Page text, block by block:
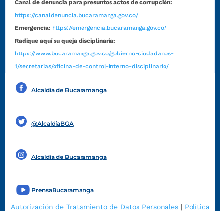
Canal de denuncia para presuntos actos de corrupción:
https://canaldenuncia.bucaramanga.gov.co/
Emergencia: https://emergencia.bucaramanga.gov.co/
Radique aquí su queja disciplinaria:
https://www.bucaramanga.gov.co/gobierno-ciudadanos-
1/secretarias/oficina-de-control-interno-disciplinario/
Alcaldía de Bucaramanga
@AlcaldíaBGA
Alcaldía de Bucaramanga
PrensaBucaramanga
Autorización de Tratamiento de Datos Personales| Política